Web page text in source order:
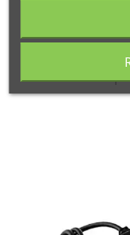
también